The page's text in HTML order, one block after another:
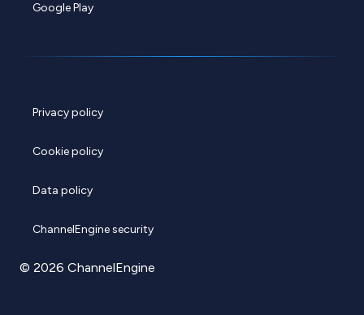
Google Play
Privacy policy
Cookie policy
Data policy
ChannelEngine security
© 2026 ChannelEngine